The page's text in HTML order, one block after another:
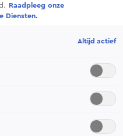
Bekijk
uit
Raadpleeg onze
Diensten.
Altijd actief